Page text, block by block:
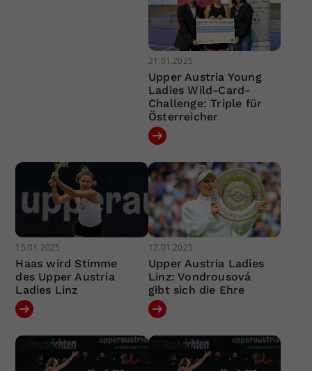
21.01.2025
Upper Austria Young
Ladies Wild-Card-
Challenge: Triple für
Österreicher
15.01.2025
Haas wird Stimme
des Upper Austria
Ladies Linz
12.01.2025
Upper Austria Ladies
Linz: Vondrousová
gibt sich die Ehre